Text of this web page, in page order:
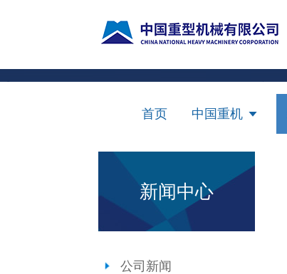
首页 中国重机
新闻中心
公司新闻